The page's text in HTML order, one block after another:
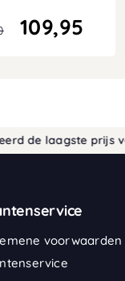
109,95
laagste prijs van
voorwaarden